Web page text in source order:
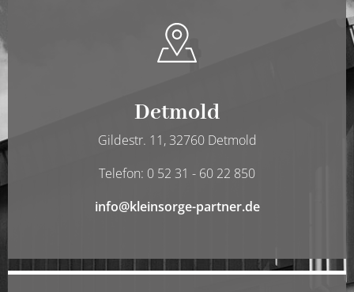
Detmold
Gildestr. 11, 32760 Detmold
Telefon: 0 52 31 - 60 22 850
info@kleinsorge-partner.de